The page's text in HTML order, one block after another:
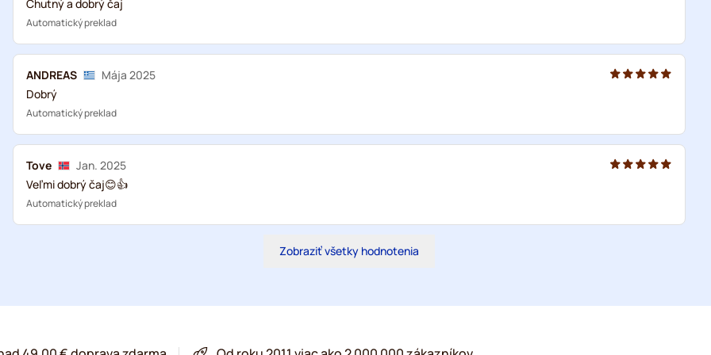
Chutný a dobrý čaj
Automatický preklad
ANDREAS
Mája 2025
Dobrý
Automatický preklad
Tove
Jan. 2025
Veľmi dobrý čaj😊👍
Automatický preklad
Zobraziť všetky hodnotenia